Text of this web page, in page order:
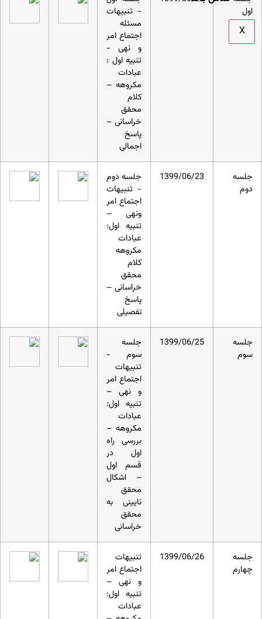
X
اول
- تنبیهات
مسئله
اجتماع امر
و نهی -
تنبیه اول :
عبادات
مکروهه –
کلام
محقق
خراسانی –
پاسخ
اجمالی
جلسه
دوم
1399/06/23
جلسه دوم
- تنبیهات
اجتماع امر
ونهی –
تنبیه اول:
عبادات
مکروهه
کلام
محقق
خراسانی –
پاسخ
تفصیلی
جلسه
سوم
1399/06/25
جلسه
سوم -
تنبیهات
اجتماع امر
و نهی –
تنبیه اول:
عبادات
مکروهه –
بررسی راه
اول در
قسم اول
– اشکال
محقق
نایینی به
محقق
خراسانی
جلسه
چهارم
1399/06/26
تنبیهات
اجتماع امر
و نهی –
تنبیه اول:
عبادات